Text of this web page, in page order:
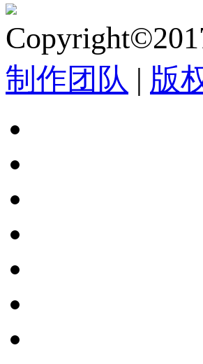
制作团队 | 版